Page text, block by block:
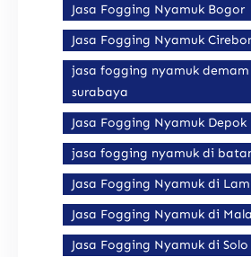
Jasa Fogging Nyamuk Bogor
Jasa Fogging Nyamuk
jasa fogging nyamuk
surabaya
Jasa Fogging Nyamuk Depok
jasa fogging nyamuk di
Jasa Fogging Nyamuk di
Jasa Fogging Nyamuk di
Jasa Fogging Nyamuk di Solo